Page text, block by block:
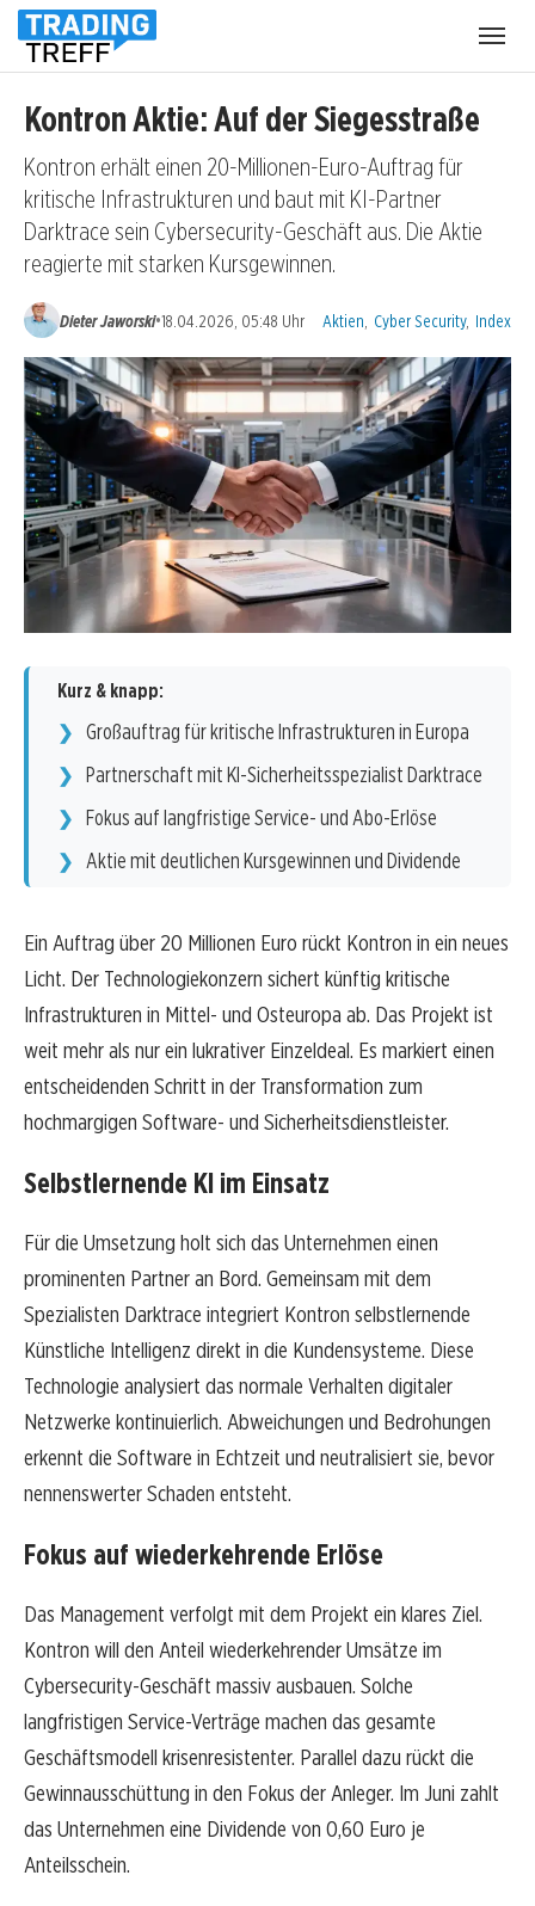
Kontron Aktie: Auf der Siegesstraße
Kontron erhält einen 20-Millionen-Euro-Auftrag für
kritische Infrastrukturen und baut mit KI-Partner
Darktrace sein Cybersecurity-Geschäft aus. Die Aktie
reagierte mit starken Kursgewinnen.
Dieter Jaworski•18.04.2026, 05:48 Uhr Kategorien:
Aktien Cyber Security, Index
Kurz & knapp:
Großauftrag für kritische Infrastrukturen in Europa
Partnerschaft mit KI-Sicherheitsspezialist Darktrace
Fokus auf langfristige Service- und Abo-Erlöse
Aktie mit deutlichen Kursgewinnen und Dividende
Ein Auftrag über 20 Millionen Euro rückt Kontron in ein neues
Licht. Der Technologiekonzern sichert künftig kritische
Infrastrukturen in Mittel- und Osteuropa ab. Das Projekt ist
weit mehr als nur ein lukrativer Einzeldeal. Es markiert einen
entscheidenden Schritt in der Transformation zum
hochmargigen Software- und Sicherheitsdienstleister.
Selbstlernende KI im Einsatz
Für die Umsetzung holt sich das Unternehmen einen
prominenten Partner an Bord. Gemeinsam mit dem
Spezialisten Darktrace integriert Kontron selbstlernende
Künstliche Intelligenz direkt in die Kundensysteme. Diese
Technologie analysiert das normale Verhalten digitaler
Netzwerke kontinuierlich. Abweichungen und Bedrohungen
erkennt die Software in Echtzeit und neutralisiert sie, bevor
nennenswerter Schaden entsteht.
Fokus auf wiederkehrende Erlöse
Das Management verfolgt mit dem Projekt ein klares Ziel.
Kontron will den Anteil wiederkehrender Umsätze im
Cybersecurity-Geschäft massiv ausbauen. Solche
langfristigen Service-Verträge machen das gesamte
Geschäftsmodell krisenresistenter. Parallel dazu rückt die
Gewinnausschüttung in den Fokus der Anleger. Im Juni zahlt
das Unternehmen eine Dividende von 0,60 Euro je
Anteilsschein.